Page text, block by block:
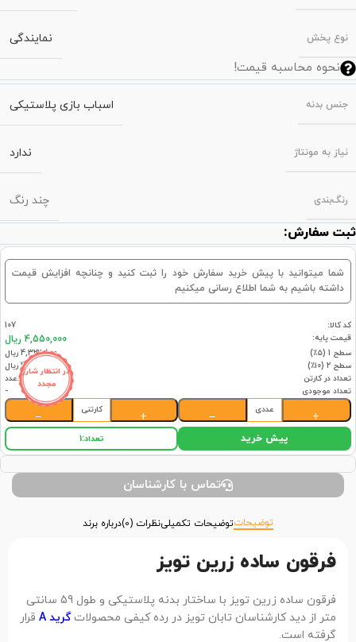
نوع پخش نمایندگی
نحوه محاسبه قیمت!
جنس بدنه اسباب بازی پلاستیکی
نیاز به مونتاژ ندارد
رنگ‌بندی چند رنگ
ثبت سفارش:
شما میتوانید با پیش خرید سفارش خود را ثبت کنید و چنانچه افزایش قیمت
داشته باشیم به شما اطلاع رسانی میکنیم
در انتظار شارژ
مجدد
کد کالا:
107
قیمت پایه:
4,550,000 ریال
سطح 1 (۵٪)
4,322,500 ریال
سطح 2 (۱۰٪)
4,095,000 ریال
تعداد در کارتن
8عدد
تعداد موجودی
-
+
عددی
−
+
کارتنی
−
پیش خرید تعداد:1
تماس با کارشناسان
توضیحاتتوضیحات تکمیلینظرات (0) درباره برند
فرقون ساده زرین تویز
فرقون ساده زرین تویز با ساختار بدنه پلاستیکی و طول 59 سانتی
متر از دید کارشناسان تابان تویز در رده کیفی محصولاتگرید A
قرار
گرفته است.